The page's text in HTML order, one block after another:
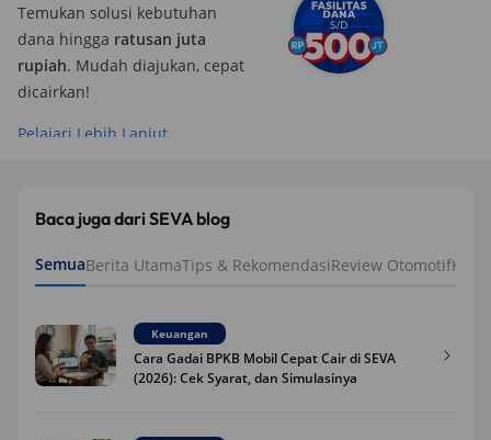
Temukan solusi kebutuhan
dana hingga ratusan juta
rupiah. Mudah diajukan, cepat
dicairkan!
Pelajari Lebih Lanjut
Baca juga dari SEVA blog
SemuaBerita UtamaTips & RekomendasiReview Otomotif
Keuangan
Cara Gadai BPKB Mobil Cepat Cair di SEVA
(2026): Cek Syarat, dan Simulasinya